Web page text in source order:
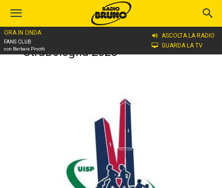
ORA IN ONDA
FANS CLUB
con Barbara Pinotti
ASCOLTA LA RADIO
GUARDA LA TV
Home
StraBologna 2023